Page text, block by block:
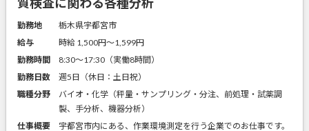
勤務地
栃木県宇都宮市
給与
時給 1,500円〜1,599円
勤務時間
8:30～17:30（実働8時間）
勤務日数
週5日（休日：土日祝）
職種分野
バイオ・化学（秤量・サンプリング・分注、前処理・試薬調
製、手分析、機器分析）
仕事概要
宇都宮市内にある、作業環境測定を行う企業でのお仕事です。